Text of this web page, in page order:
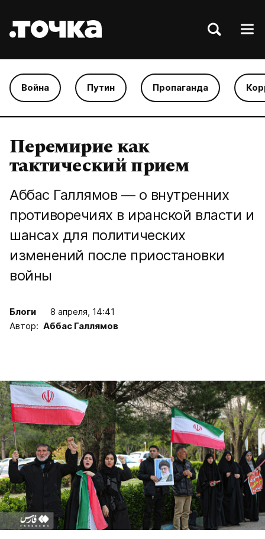
Война Путин Пропаганда
Перемирие как
тактический прием
Аббас Галлямов — о внутренних
противоречиях в иранской власти и
шансах для политических
изменений после приостановки
войны
Блоги
8 апреля, 14:41
Автор: Аббас Галлямов